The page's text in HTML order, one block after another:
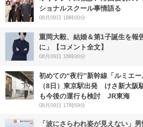
ショナルスクール事情語る
08月09日 18時00分
重岡大毅、結婚＆第1子誕生を報
に」【コメント全文】
08月09日 18時00分
初めての“夜行”新幹線「ルミエ
（8日）東京駅出発 けさ新大
も今後の運行も検討 JR東海
08月09日 17時59分
「波にさらわれ姿が見えない」